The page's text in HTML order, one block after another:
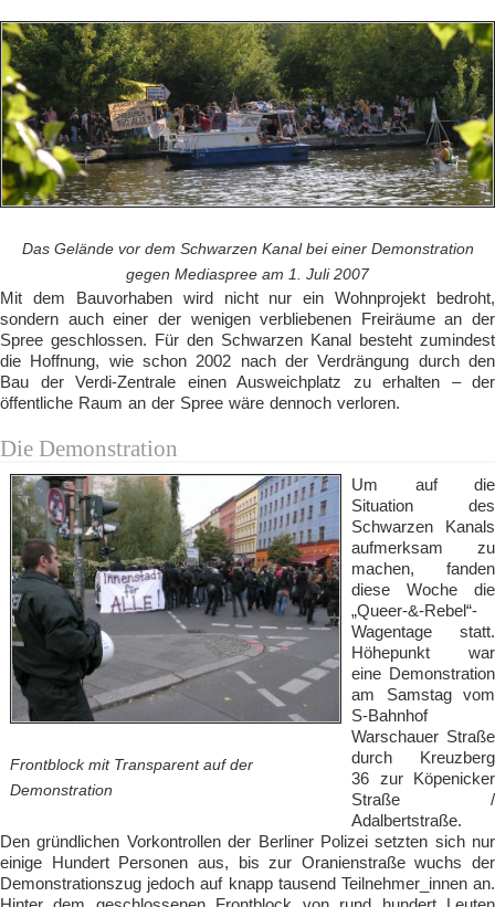
Das Gelände vor dem Schwarzen Kanal bei einer Demonstration
gegen Mediaspree am 1. Juli 2007
Mit dem Bauvorhaben wird nicht nur ein Wohnprojekt bedroht,
sondern auch einer der wenigen verbliebenen Freiräume an der
Spree geschlossen. Für den Schwarzen Kanal besteht zumindest
die Hoffnung, wie schon 2002 nach der Verdrängung durch den
Bau der Verdi-Zentrale einen Ausweichplatz zu erhalten – der
öffentliche Raum an der Spree wäre dennoch verloren.
Die Demonstration
Frontblock mit Transparent auf der
Demonstration
Um auf die
Situation des
Schwarzen Kanals
aufmerksam zu
machen, fanden
diese Woche die
„Queer-&-Rebel“-
Wagentage statt.
Höhepunkt war
eine Demonstration
am Samstag vom
S-Bahnhof
Warschauer Straße
durch Kreuzberg
36 zur Köpenicker
Straße /
Adalbertstraße.
Den gründlichen Vorkontrollen der Berliner Polizei setzten sich nur
einige Hundert Personen aus, bis zur Oranienstraße wuchs der
Demonstrationszug jedoch auf knapp tausend Teilnehmer_innen an.